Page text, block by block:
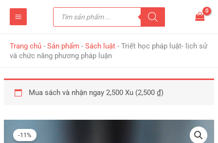
Tìm
kiếm
sản
Trang chủ - Sản phẩm - Sách luật - Triết học pháp luật- lịch sử
và chức năng phương pháp luận
Mua sách và nhận ngay 2,500 Xu (2,500 ₫)
-11%